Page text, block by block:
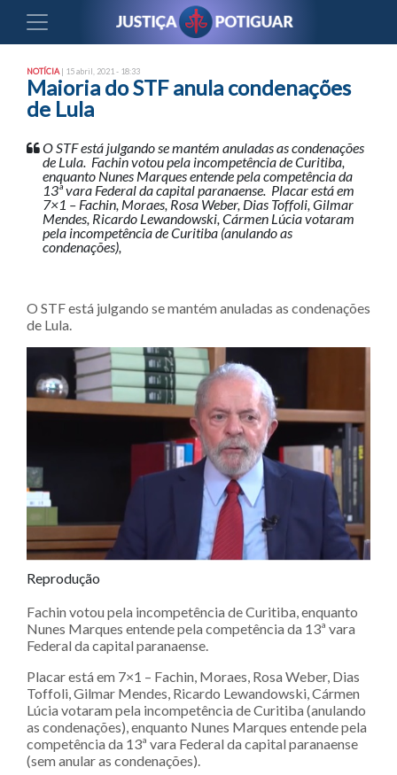
NOTÍCIA | 15 abril, 2021 - 18:33
Maioria do STF anula condenações
de Lula
O STF está julgando se mantém anuladas as condenações
de Lula. Fachin votou pela incompetência de Curitiba,
enquanto Nunes Marques entende pela competência da
13ª vara Federal da capital paranaense. Placar está em
7×1 – Fachin, Moraes, Rosa Weber, Dias Toffoli, Gilmar
Mendes, Ricardo Lewandowski, Cármen Lúcia votaram
pela incompetência de Curitiba (anulando as
condenações),
O STF está julgando se mantém anuladas as condenações
de Lula.
Reprodução
Fachin votou pela incompetência de Curitiba, enquanto
Nunes Marques entende pela competência da 13ª vara
Federal da capital paranaense.
Placar está em 7×1 – Fachin, Moraes, Rosa Weber, Dias
Toffoli, Gilmar Mendes, Ricardo Lewandowski, Cármen
Lúcia votaram pela incompetência de Curitiba (anulando
as condenações), enquanto Nunes Marques entende pela
competência da 13ª vara Federal da capital paranaense
(sem anular as condenações).